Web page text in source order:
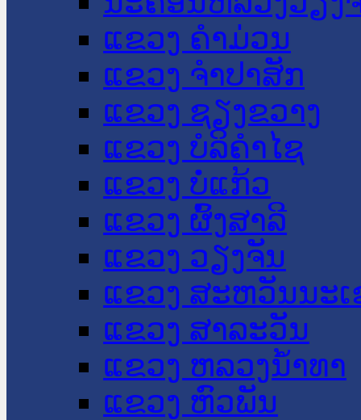
ແຂວງ ຄໍາມ່ວນ
ແຂວງ ຈໍາປາສັກ
ແຂວງ ຊຽງຂວາງ
ແຂວງ ບໍລິຄໍາໄຊ
ແຂວງ ບໍ່ແກ້ວ
ແຂວງ ຜົ້ງສາລີ
ແຂວງ ວຽງຈັນ
ແຂວງ ສະຫວັນນະ
ແຂວງ ສາລະວັນ
ແຂວງ ຫລວງນໍ້າທາ
ແຂວງ ຫົວພັນ